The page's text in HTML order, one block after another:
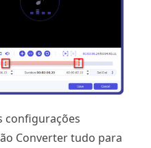
configurações
Converter tudo para